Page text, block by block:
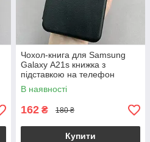
Чохол-книга для Samsung
Galaxy А21s книжка з
підставкою на телефон
самсунг а21с чорна stn
В наявності
162 ₴ 180 ₴
Купити